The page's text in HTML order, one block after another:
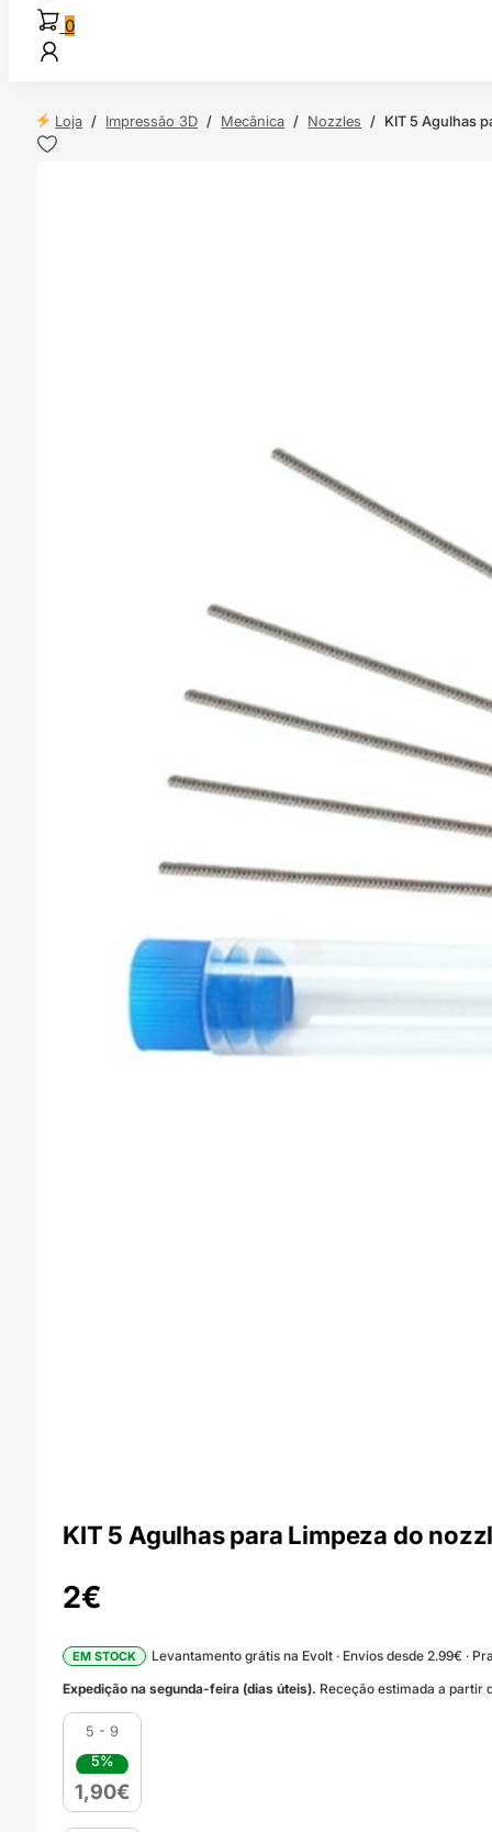
0
Loja / Impressão 3D / Mecânica / Nozzles / KIT 5 Agulhas
KIT 5 Agulhas para Limpeza do
2€
EM STOCK
Levantamento grátis na Evolt · Envios desde 2.99€ ·
Expedição na segunda-feira (dias úteis). Receção estimada a partir
5 - 9
5%
1,90€